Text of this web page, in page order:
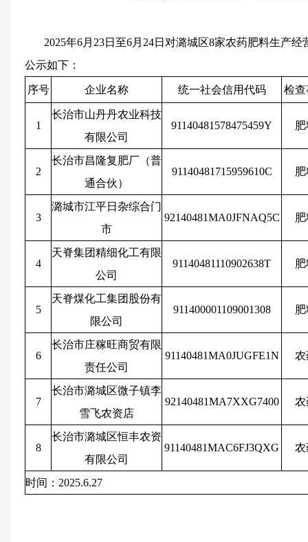
2025年6月23日至6月24日对潞城区8家农药肥料生产经
公示如下：
序号 企业名称 统一社会信用代码 检
1
长治市山丹丹农业科技
有限公司
91140481578475459Y
2
长治市昌隆复肥厂（普
通合伙）
91140481715959610C
3
潞城市江平日杂综合门
市
92140481MA0JFNAQ5C
4
天脊集团精细化工有限
公司
91140481110902638T
5
天脊煤化工集团股份有
限公司
911400001109001308
6
长治市庄稼旺商贸有限
责任公司
91140481MA0JUGFE1N 农
7
长治市潞城区微子镇李
雪飞农资店
92140481MA7XXG7400 农
8
长治市潞城区恒丰农资
有限公司
91140481MAC6FJ3QXG 农
时间：2025.6.27